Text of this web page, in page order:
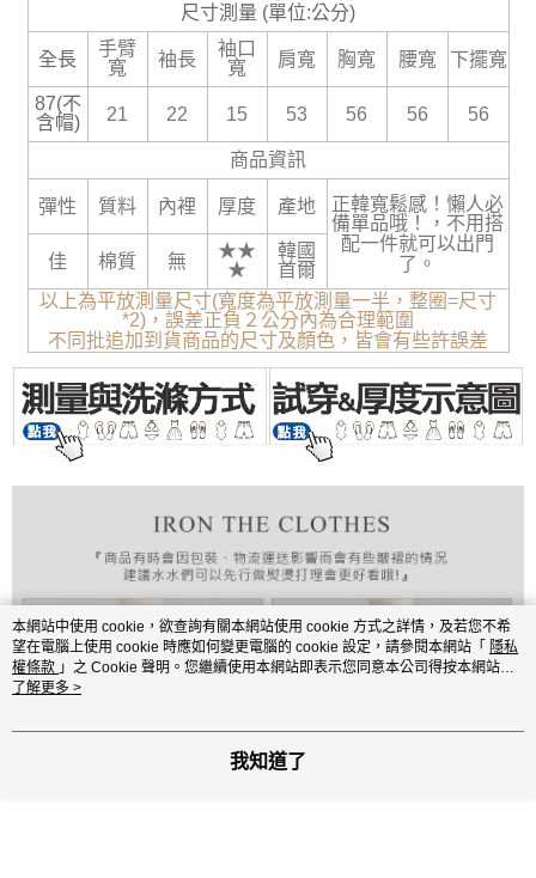
尺寸測量 (單位:公分)
全長
手臂
寬
袖長
袖口
寬
肩寬 胸寬 腰寬 下擺寬
87(不
含帽)
21 22 15 53 56 56 56
商品資訊
彈性 質料 內裡 厚度 產地
正韓寬鬆感！懶人必
備單品哦！，不用搭
配一件就可以出門
了。
佳 棉質 無
★★
★
韓國
首爾
以上為平放測量尺寸(寬度為平放測量一半，整圈=尺寸
*2)，誤差正負２公分內為合理範圍
不同批追加到貨商品的尺寸及顏色，皆會有些許誤差
本網站中使用 cookie，欲查詢有關本網站使用 cookie 方式之詳情，及若您不希
望在電腦上使用 cookie 時應如何變更電腦的 cookie 設定，請參閱本網站「 隱私
權條款 」之 Cookie 聲明。您繼續使用本網站即表示您同意本公司得按本網站使
用條款之 Cookie 聲明使用 cookie。
了解更多 >
我知道了